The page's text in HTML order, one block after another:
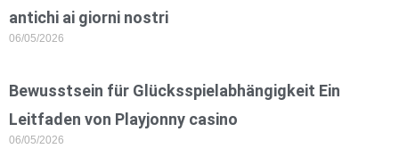
antichi ai giorni nostri
06/05/2026
Bewusstsein für Glücksspielabhängigkeit Ein
Leitfaden von Playjonny casino
06/05/2026